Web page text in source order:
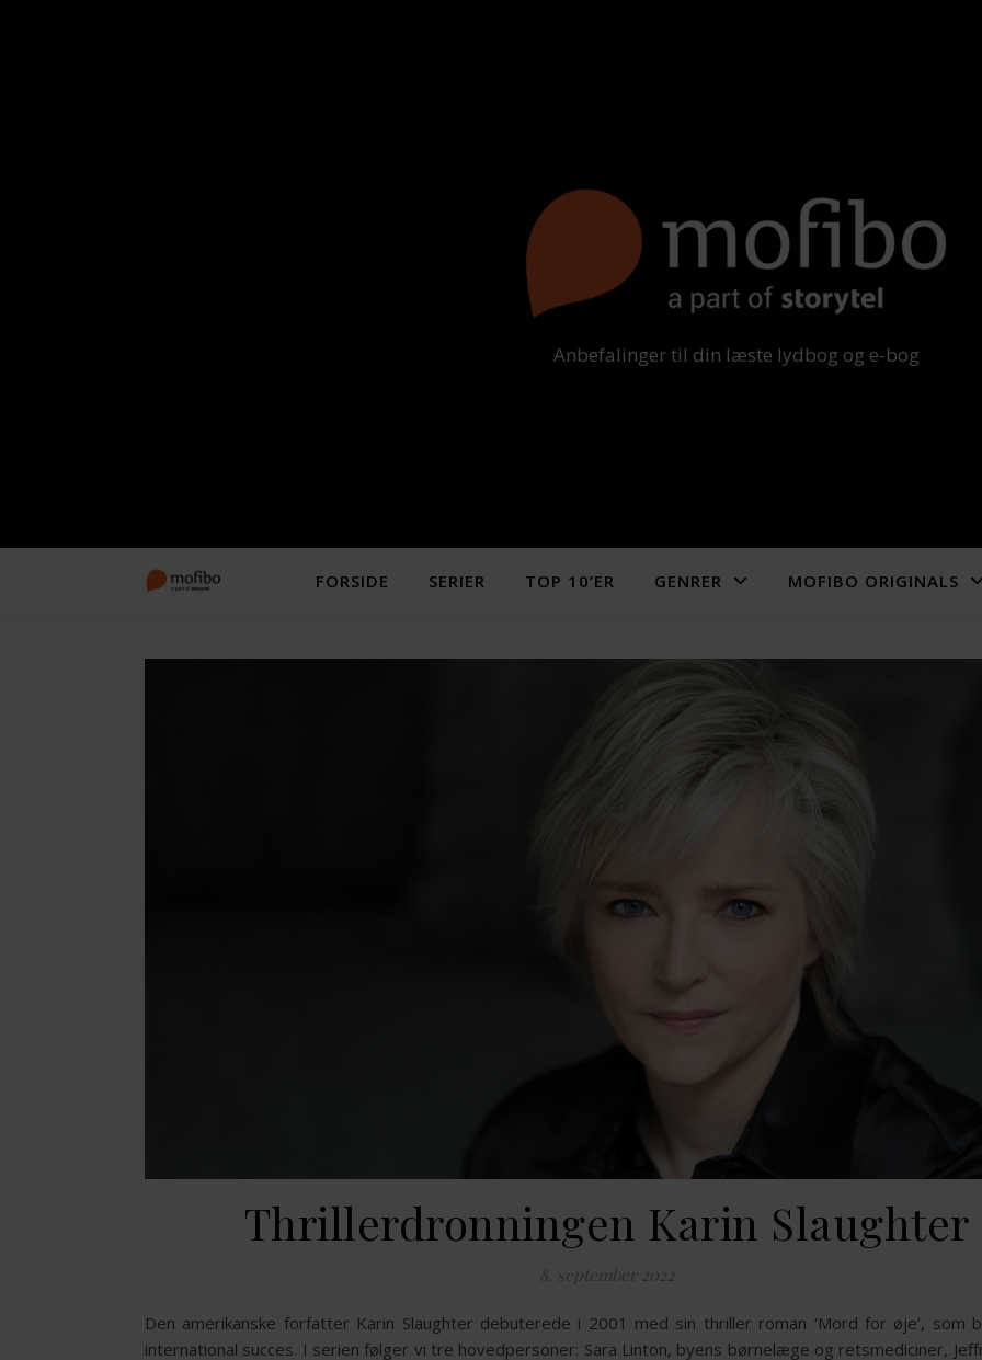
Anbefalinger til din læste lydbog og e-bog
FORSIDE SERIER TOP 10’ER GENRER MOFIBO ORIGINALS
Thrillerdronningen Karin Slaughter
8. september 2022
Den amerikanske forfatter Karin Slaughter debuterede i 2001 med sin thriller roman ‘Mord for øje‘, som
international succes. I serien følger vi tre hovedpersoner: Sara Linton, byens børnelæge og retsmediciner,